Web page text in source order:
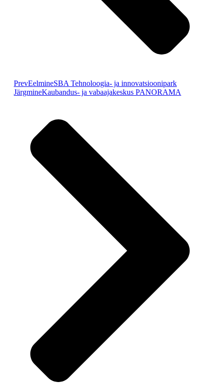
PrevEelmineSBA Tehnoloogia- ja innovatsioonipark
JärgmineKaubandus- ja vabaajakeskus PANORAMA